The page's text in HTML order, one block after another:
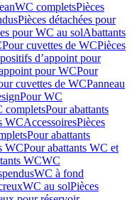
WC completsPièces
Pièces détachées pour
pour WC au solAbattants
Pour cuvettes de WCPièces
d’appoint pour
pour WCPour
cuvettes de WCPanneau
Pour WC
completsPour abattants
WCAccessoiresPièces
Pour abattants
WCPour abattants WC et
WCWC
WC à fond
WC au solPièces